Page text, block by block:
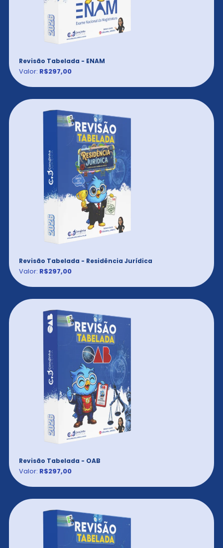
Revisão Tabelada - ENAM
Valor: R$297,00
Revisão Tabelada - Residência Jurídica
Valor: R$297,00
Revisão Tabelada - OAB
Valor: R$297,00